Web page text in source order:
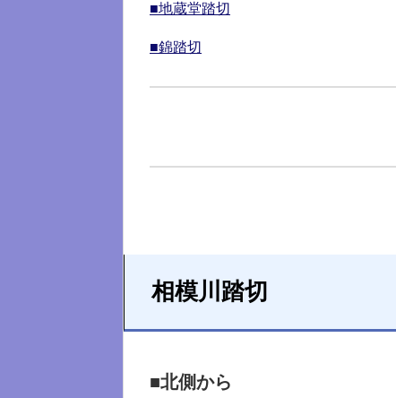
■地蔵堂踏切
■錦踏切
相模川踏切
■北側から